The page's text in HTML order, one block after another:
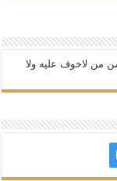
من لاخوف عليه ولا